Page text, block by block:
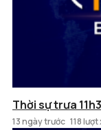
Thời sự trưa
13 ngày trước 118